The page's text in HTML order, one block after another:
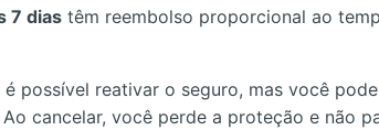
7 dias têm reembolso proporcional ao
possível reativar o seguro, mas você
cancelar, você perde a proteção e não